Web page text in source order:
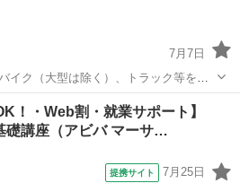
7月7日
イク（大型は除く）、トラック等を預
車協会の車検場で車検を受けてきま
！・Web割・就業サポート】
礎講座（アビバ マーサ…
提携サイト 7月25日